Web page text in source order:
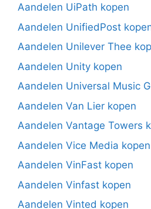
Aandelen UiPath kopen
Aandelen UnifiedPost
Aandelen Unilever Thee
Aandelen Unity kopen
Aandelen Universal Music
Aandelen Van Lier kopen
Aandelen Vantage Towers
Aandelen Vice Media kopen
Aandelen VinFast kopen
Aandelen Vinfast kopen
Aandelen Vinted kopen